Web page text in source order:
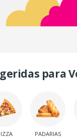
para
PADARIAS